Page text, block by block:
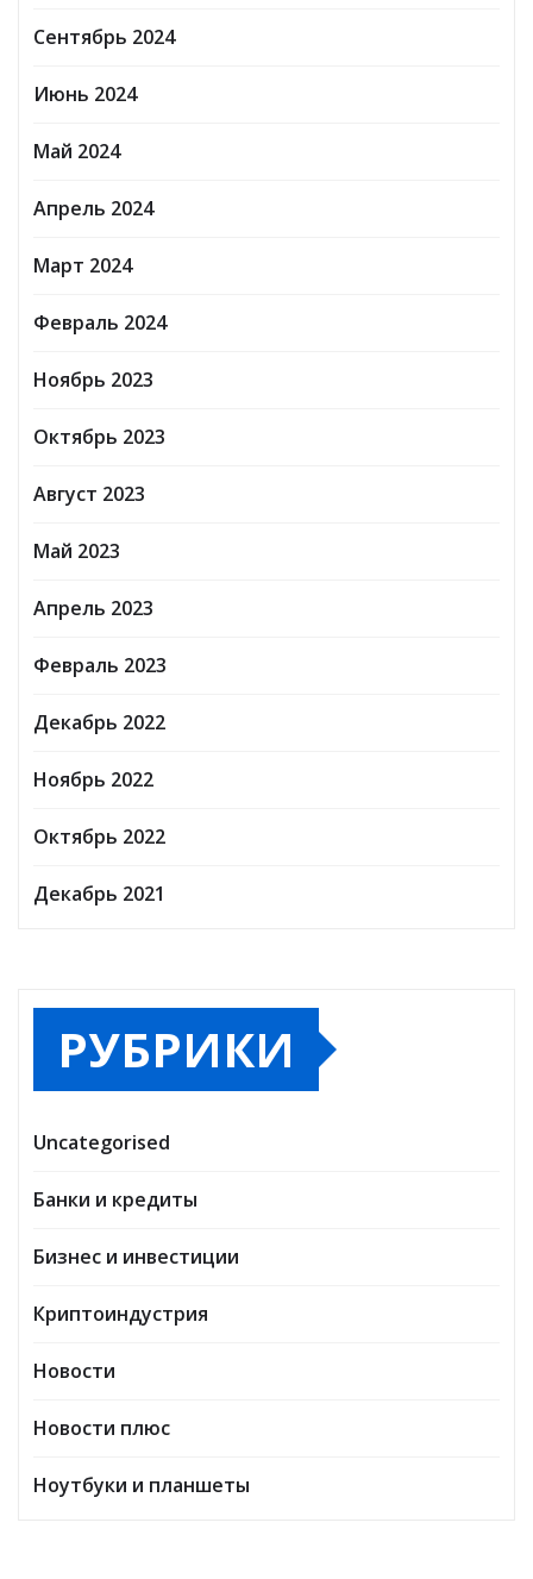
Сентябрь 2024
Июнь 2024
Май 2024
Апрель 2024
Март 2024
Февраль 2024
Ноябрь 2023
Октябрь 2023
Август 2023
Май 2023
Апрель 2023
Февраль 2023
Декабрь 2022
Ноябрь 2022
Октябрь 2022
Декабрь 2021
РУБРИКИ
Uncategorised
Банки и кредиты
Бизнес и инвестиции
Криптоиндустрия
Новости
Новости плюс
Ноутбуки и планшеты